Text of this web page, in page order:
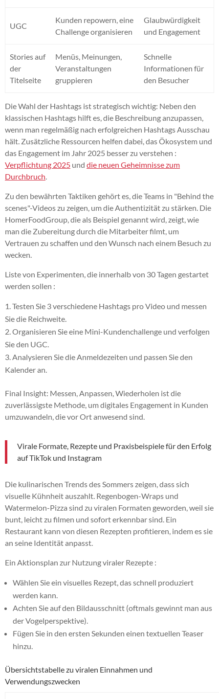
UGC
Kunden repowern, eine
Challenge organisieren
Glaubwürdigkeit
und Engagement
Stories auf
der
Titelseite
Menüs, Meinungen,
Veranstaltungen
gruppieren
Schnelle
Informationen für
den Besucher
Die Wahl der Hashtags ist strategisch wichtig: Neben den
klassischen Hashtags hilft es, die Beschreibung anzupassen,
wenn man regelmäßig nach erfolgreichen Hashtags Ausschau
hält. Zusätzliche Ressourcen helfen dabei, das Ökosystem und
das Engagement im Jahr 2025 besser zu verstehen :
Verpflichtung 2025 und die neuen Geheimnisse zum
Durchbruch
Zu den bewährten Taktiken gehört es, die Teams in "Behind the
scenes"-Videos zu zeigen, um die Authentizität zu stärken. Die
HomerFoodGroup, die als Beispiel genannt wird, zeigt, wie
man die Zubereitung durch die Mitarbeiter filmt, um
Vertrauen zu schaffen und den Wunsch nach einem Besuch zu
wecken.
Liste von Experimenten, die innerhalb von 30 Tagen gestartet
werden sollen :
Testen Sie 3 verschiedene Hashtags pro Video und messen
Sie die Reichweite.
Organisieren Sie eine Mini-Kundenchallenge und verfolgen
Sie den UGC.
Analysieren Sie die Anmeldezeiten und passen Sie den
Kalender an.
Final Insight: Messen, Anpassen, Wiederholen ist die
zuverlässigste Methode, um digitales Engagement in Kunden
umzuwandeln, die vor Ort anwesend sind.
Virale Formate, Rezepte und Praxisbeispiele für den Erfolg
auf TikTok und Instagram
Die kulinarischen Trends des Sommers zeigen, dass sich
visuelle Kühnheit auszahlt. Regenbogen-Wraps und
Watermelon-Pizza sind zu viralen Formaten geworden, weil sie
bunt, leicht zu filmen und sofort erkennbar sind. Ein
Restaurant kann von diesen Rezepten profitieren, indem es sie
an seine Identität anpasst.
Ein Aktionsplan zur Nutzung viraler Rezepte :
Wählen Sie ein visuelles Rezept, das schnell produziert
werden kann.
Achten Sie auf den Bildausschnitt (oftmals gewinnt man aus
der Vogelperspektive).
Fügen Sie in den ersten Sekunden einen textuellen Teaser
hinzu.
Übersichtstabelle zu viralen Einnahmen und
Verwendungszwecken